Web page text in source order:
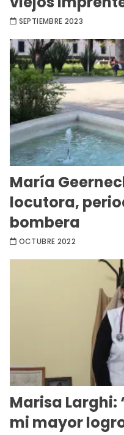
SEPTIEMBRE 2023
María
locutora,
bombera
OCTUBRE 2022
Marisa Larghi:
mi mayor